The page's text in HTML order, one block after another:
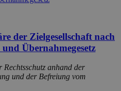
der Zielgesellschaft nach
Übernahmegesetz
anhand der
und der Befreiung vom